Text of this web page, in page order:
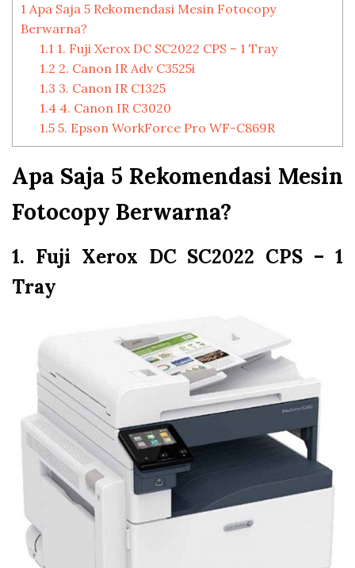
1 Apa Saja 5 Rekomendasi Mesin Fotocopy
Berwarna?
1.1 1. Fuji Xerox DC SC2022 CPS – 1 Tray
1.2 2. Canon IR Adv C3525i
1.3 3. Canon IR C1325
1.4 4. Canon IR C3020
1.5 5. Epson WorkForce Pro WF-C869R
Apa Saja 5 Rekomendasi Mesin
Fotocopy Berwarna?
1. Fuji Xerox DC SC2022 CPS – 1
Tray